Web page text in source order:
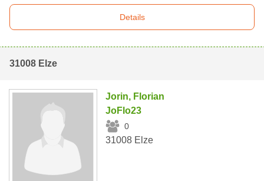
Details
31008 Elze
Jorin, Florian
JoFlo23
0
31008 Elze